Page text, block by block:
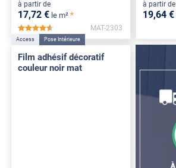
à partir de
17,72 € le m² *
*****
MAT-2303
à partir de
19,64 €
Access Pose Intérieure
Film adhésif décoratif
couleur noir mat